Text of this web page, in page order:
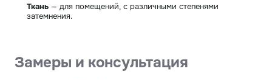
Ткань — для помещений, с различными степенями
затемнения.
Замеры и консультация